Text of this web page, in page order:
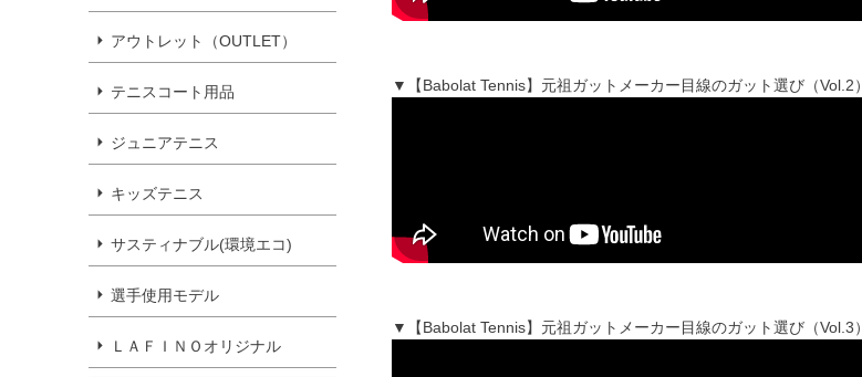
アウトレット（OUTLET）
テニスコート用品
ジュニアテニス
キッズテニス
サスティナブル(環境エコ)
選手使用モデル
ＬＡＦＩＮＯオリジナル
▼【Babolat Tennis】元祖ガットメーカー目線のガット選び（Vol.2）
▼【Babolat Tennis】元祖ガットメーカー目線のガット選び（Vol.3）